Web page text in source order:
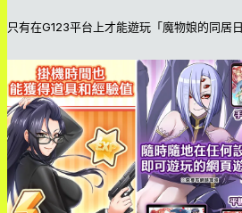
只有在G123平台上才能遊玩「魔物娘的同居